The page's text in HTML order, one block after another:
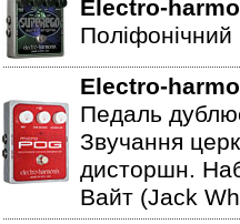
Electro-
Поліфонічний
Electro-
Педаль
Звучання
дисторшн.
Вайт (Jack